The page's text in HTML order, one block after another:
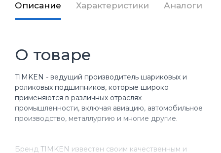
Описание Характеристики Аналоги
О товаре
TIMKEN - ведущий производитель шариковых и
роликовых подшипников, которые широко
применяются в различных отраслях
промышленности, включая авиацию, автомобильное
производство, металлургию и многие другие.
Бренд TIMKEN известен своим качественным и